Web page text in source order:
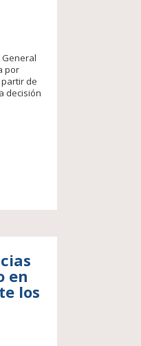
General
por
de
decisión
en
los